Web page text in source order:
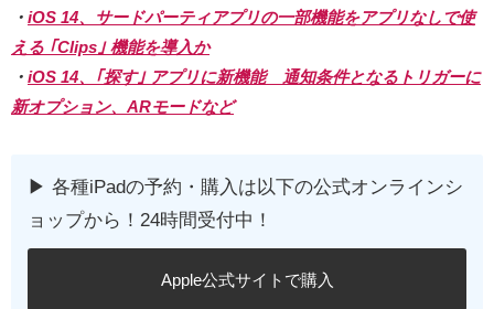
・ iOS 14、サードパーティアプリの一部機能をアプリなしで使
える ｢Clips｣ 機能を導入か
・ iOS 14、｢探す｣ アプリに新機能 通知条件となるトリガーに
新オプション、ARモードなど
▶︎ 各種iPadの予約・購入は以下の公式オンラインシ
ョップから！24時間受付中！
Apple公式サイトで購入